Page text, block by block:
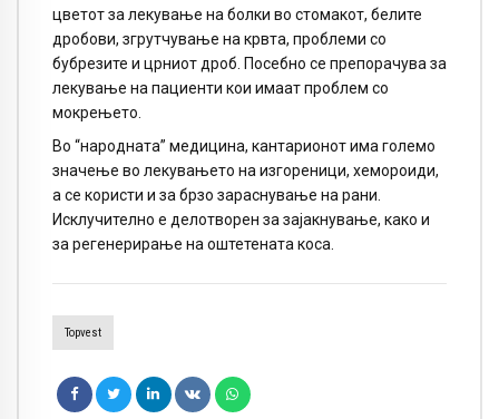
цветот за лекување на болки во стомакот, белите
дробови, згрутчување на крвта, проблеми со
бубрезите и црниот дроб. Посебно се препорачува за
лекување на пациенти кои имаат проблем со
мокрењето.
Во “народната” медицина, кантарионот има големо
значење во лекувањето на изгореници, хемороиди,
а се користи и за брзо зараснување на рани.
Исклучително е делотворен за зајакнување, како и
за регенерирање на оштетената коса.
Topvest